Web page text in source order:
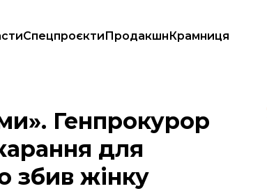
СпецпроєктиПродакшнКрамниця
працівника прокуратури, що збив жінку
Генпрокурор
для
збив жінку